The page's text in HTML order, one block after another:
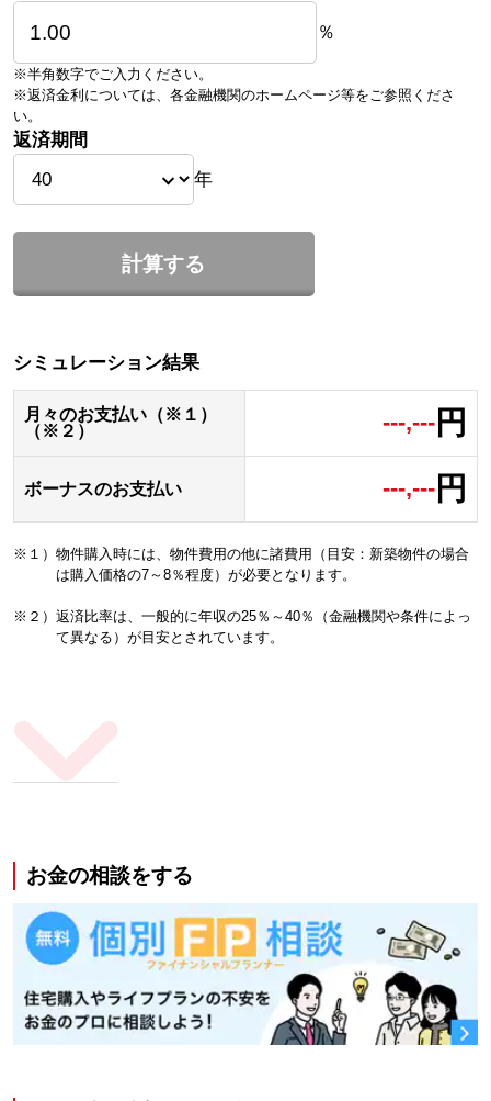
％
※半角数字でご入力ください。
※返済金利については、各金融機関のホームページ等をご参照くださ
い。
返済期間
年
計算する
シミュレーション結果
月々のお支払い（※１）
（※２）
---,---円
ボーナスのお支払い ---,---円
※１）物件購入時には、物件費用の他に諸費用（目安：新築物件の場合
は購入価格の7～8％程度）が必要となります。
※２）返済比率は、一般的に年収の25％～40％（金融機関や条件によっ
て異なる）が目安とされています。
お金の相談をする